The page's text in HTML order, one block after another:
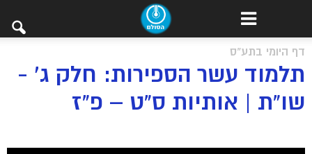
דף היומי בתע"ס
תלמוד עשר הספירות: חלק ג’ -
שו”ת | אותיות ס”ט – פ”ז